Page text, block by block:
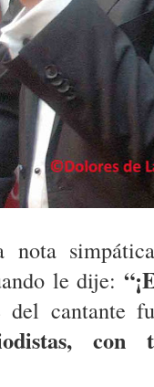
nota
le dije:
del cantante
con